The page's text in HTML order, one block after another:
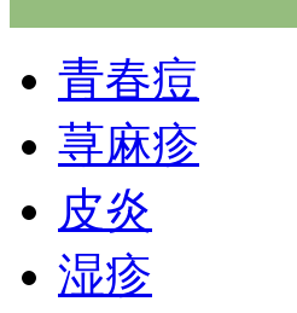
青春痘
荨麻疹
皮炎
湿疹